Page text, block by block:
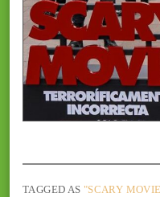
TAGGED AS "SCARY